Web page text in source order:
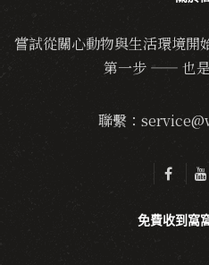
嘗試從關心動物與生活環境開
第一步 —— 也是
聯繫：
免費收到窩